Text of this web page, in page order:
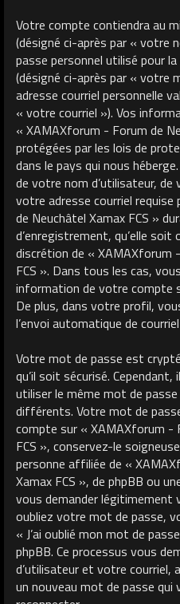
Votre compte contiendra au
(désigné ci-après par « votre
passe personnel utilisé pour
(désigné ci-après par « votre
adresse courriel personnelle
« votre courriel »). Vos
« XAMAXforum - Forum de
protégées par les lois de
dans le pays qui nous
de votre nom d’utilisateur,
votre adresse courriel
de Neuchâtel Xamax FCS »
d’enregistrement, qu’elle
discrétion de « XAMAXforum
FCS ». Dans tous les cas,
information de votre compte
De plus, dans votre profil,
l’envoi automatique de
Votre mot de passe est
qu’il soit sécurisé.
utiliser le même mot de
différents. Votre mot de
compte sur « XAMAXforum -
FCS », conservez-le
personne affiliée de «
Xamax FCS », de phpBB ou
vous demander légitimement
oubliez votre mot de passe,
« J’ai oublié mon mot de
phpBB. Ce processus vous
d’utilisateur et votre courriel,
un nouveau mot de passe